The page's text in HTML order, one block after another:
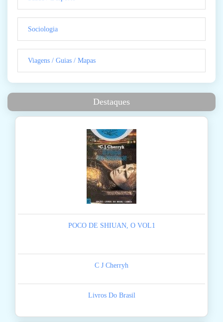
Sociologia
Viagens / Guias / Mapas
Destaques
POCO DE SHIUAN, O VOL1
C J Cherryh
Livros Do Brasil